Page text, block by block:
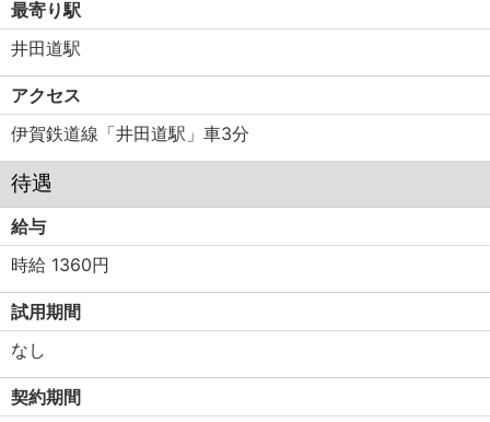
最寄り駅
井田道駅
アクセス
伊賀鉄道線「井田道駅」車3分
待遇
給与
時給 1360円
試用期間
なし
契約期間